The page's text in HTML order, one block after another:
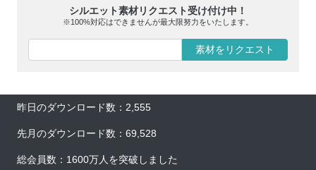
シルエット素材リクエスト受け付け中！
※100%対応はできませんが最大限努力をいたします。
素材をリクエスト
昨日のダウンロード数：2,555
先月のダウンロード数：69,528
総会員数：1600万人を突破しました